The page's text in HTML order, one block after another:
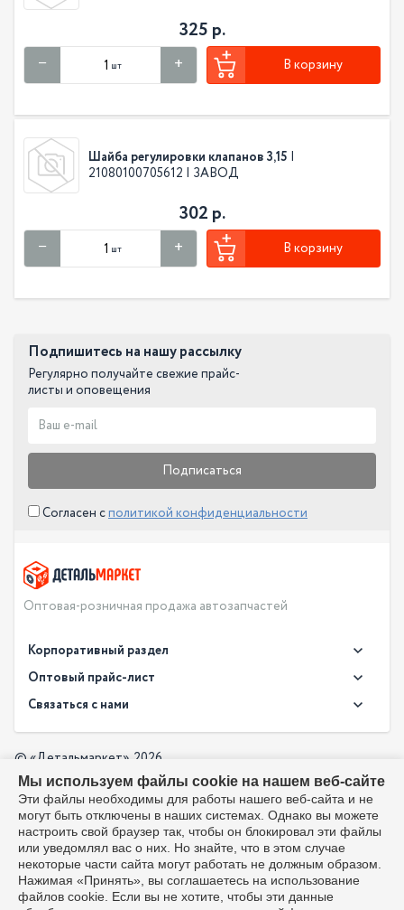
325 р.
шт В корзину
Шайба регулировки клапанов 3,15 |
21080100705612 | ЗАВОД
302 р.
шт В корзину
Подпишитесь на нашу рассылку
Регулярно получайте свежие прайс-
листы и оповещения
Подписаться
Согласен сполитикой конфиденциальности
Оптовая-розничная продажа автозапчастей
Корпоративный раздел
Новости
О компании
Доставка
Оптовый прайс-лист
Оплата
Производители
Политика в отношении обработки персональных данных
Оптовый прайс-лист
Скачать прайс в PDF
Связаться с нами
info@detalmarket.ru
Перезвоните мне
© «Детальмаркет», 2026
Разработка:
Все упоминания товарных знаков (включая LADA и АвтоВАЗ)
используются исключительно для указания совместимости
товаров и соответствуют положениям ст. 1487, 1484
Гражданского кодекса РФ. Интернет-магазин не является
официальным дистрибьютором или представителем ПАО
Мы используем файлы cookie на нашем веб-сайте
Эти файлы необходимы для работы нашего веб-сайта и не
могут быть отключены в наших системах. Однако вы можете
настроить свой браузер так, чтобы он блокировал эти файлы
или уведомлял вас о них. Но знайте, что в этом случае
некоторые части сайта могут работать не должным образом.
Нажимая «Принять», вы соглашаетесь на использование
файлов cookie. Если вы не хотите, чтобы эти данные